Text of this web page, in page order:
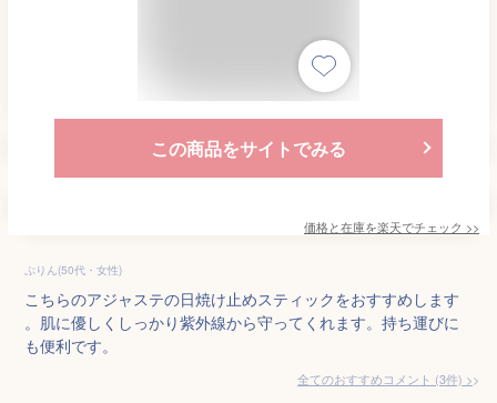
この商品をサイトでみる
価格と在庫を楽天でチェック >>
ぷりん(50代・女性)
こちらのアジャステの日焼け止めスティックをおすすめします
。肌に優しくしっかり紫外線から守ってくれます。持ち運びに
も便利です。
全てのおすすめコメント (3件) >